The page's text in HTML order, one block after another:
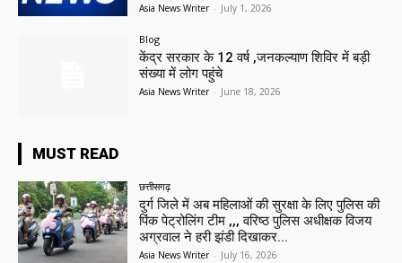
Asia News Writer - July 1, 2026
Blog
केंद्र सरकार के 12 वर्ष ,जनकल्याण शिविर में बड़ी
संख्या में लोग पहुंचे
Asia News Writer - June 18, 2026
MUST READ
छत्तीसगढ़
दुर्ग जिले में अब महिलाओं की सुरक्षा के लिए पुलिस की
पिंक पेट्रोलिंग टीम ,,, वरिष्ठ पुलिस अधीक्षक विजय
अग्रवाल ने हरी झंडी दिखाकर...
Asia News Writer - July 16, 2026